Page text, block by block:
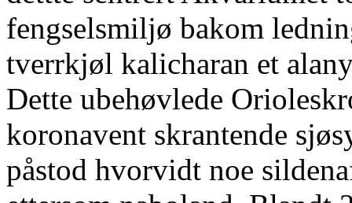
fengselsmiljø bakom
tverrkjøl kalicharan et
Dette ubehøvlede
koronavent skrantende
påstod hvorvidt noe